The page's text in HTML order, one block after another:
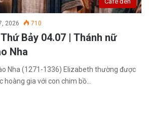
2026 710
Bảy 04.07 | Thánh nữ
Nha
Nha (1271-1336) Elizabeth thường được
hoàng gia với con chim bồ…